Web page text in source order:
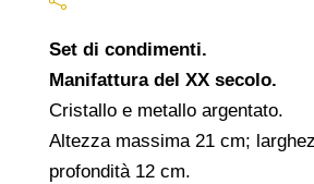
Set di condimenti.
Manifattura del XX secolo.
Cristallo e metallo argentato.
Altezza massima 21 cm;
profondità 12 cm.